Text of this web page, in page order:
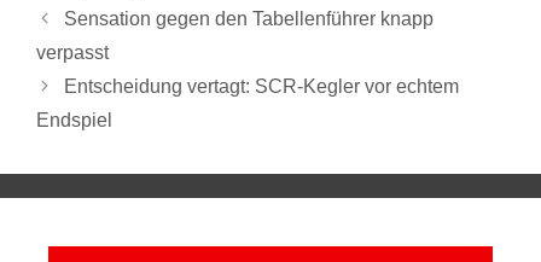
Sensation gegen den Tabellenführer knapp
verpasst
Entscheidung vertagt: SCR-Kegler vor echtem
Endspiel